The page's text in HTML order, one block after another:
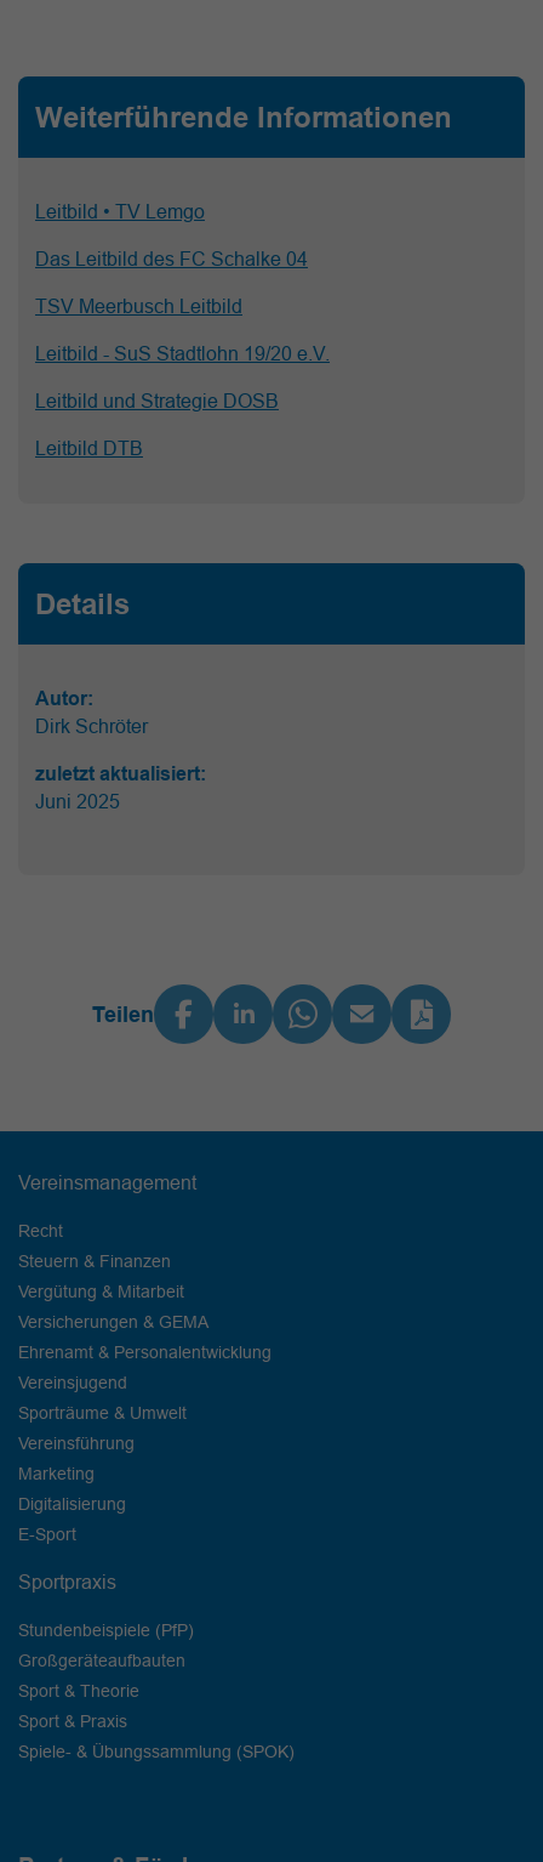
Weiterführende Informationen
Leitbild • TV Lemgo
Das Leitbild des FC Schalke 04
TSV Meerbusch Leitbild
Leitbild - SuS Stadtlohn 19/20 e.V.
Leitbild und Strategie DOSB
Leitbild DTB
Details
Autor:
Dirk Schröter
zuletzt aktualisiert:
Juni 2025
Teilen
Vereinsmanagement
Recht
Steuern & Finanzen
Vergütung & Mitarbeit
Versicherungen & GEMA
Ehrenamt & Personalentwicklung
Vereinsjugend
Sporträume & Umwelt
Vereinsführung
Marketing
Digitalisierung
E-Sport
Sportpraxis
Stundenbeispiele (PfP)
Großgeräteaufbauten
Sport & Theorie
Sport & Praxis
Spiele- & Übungssammlung (SPOK)